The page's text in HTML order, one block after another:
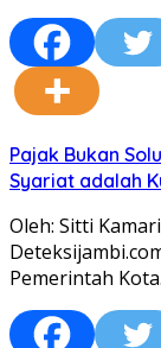
Pajak Bukan
Syariat adalah
Oleh: Sitti
Pemerintah